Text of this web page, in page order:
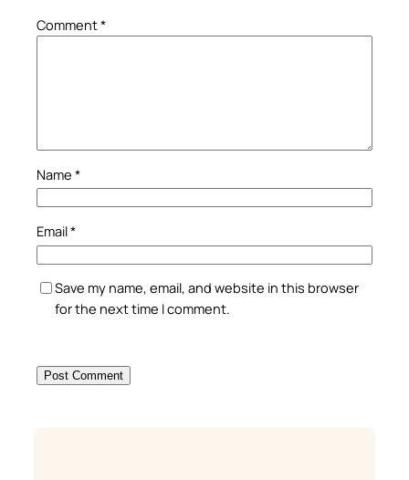
Comment*
Name *
Email*
Save my name, email, and website in this browser
for the next time I comment.